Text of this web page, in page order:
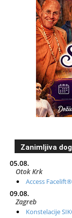
Zanimljiva
05.08.
Otok Krk
Access Facelift®
09.08.
Zagreb
Konstelacije